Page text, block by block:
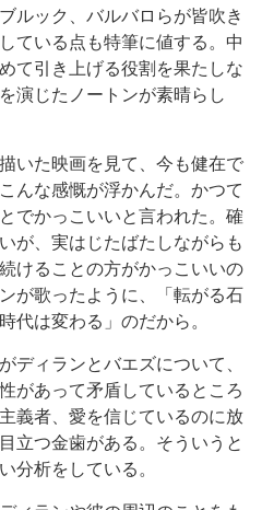
ルック、バルバロらが皆吹き
ている点も特筆に値する。中
て引き上げる役割を果たしな
演じたノートンが素晴らし
いた映画を見て、今も健在で
んな感慨が浮かんだ。かつて
でかっこいいと言われた。確
が、実はじたばたしながらも
けることの方がかっこいいの
が歌ったように、「転がる石
代は変わる」のだから。
ィランとバエズについて、
があって矛盾しているところ
義者、愛を信じているのに放
立つ金歯がある。そういうと
分析をしている。